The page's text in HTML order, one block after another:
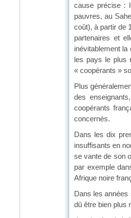
cause précise :
pauvres, au
coût), à partir de
partenaires et
inévitablement la
les pays le plus
« coopérants »
Plus
des
coopérants
concernés.
Dans les dix
insuffisants en
se vante de son
par exemple
Afrique noire
Dans les années
dû être bien plus